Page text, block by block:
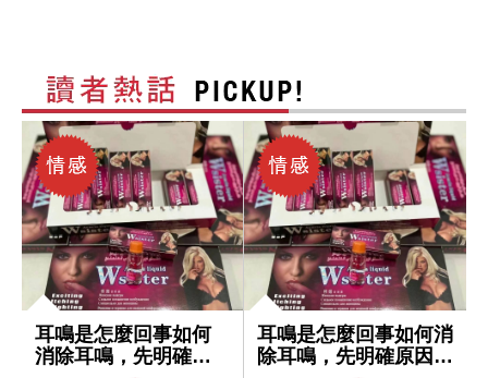
耳鳴是怎麼回事如何
消除耳鳴，先明確原
耳鳴是怎麼回事如何消
除耳鳴，先明確原因再